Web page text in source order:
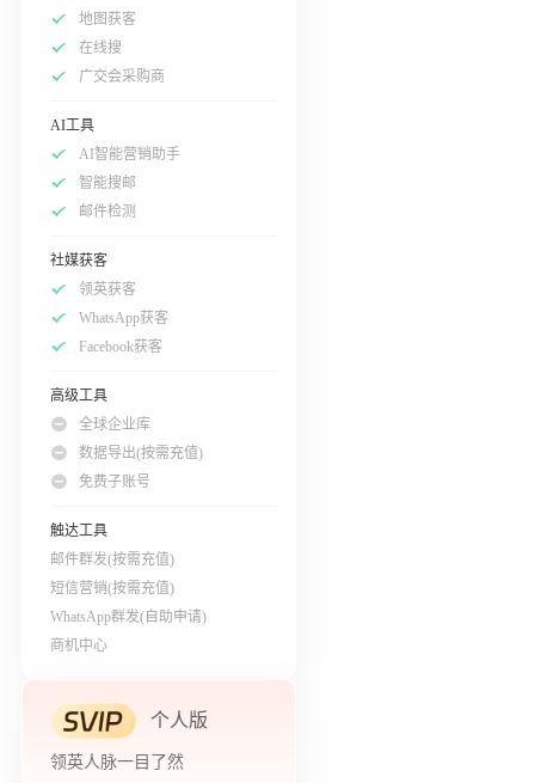
地图获客
在线搜
广交会采购商
AI工具
AI智能营销助手
智能搜邮
邮件检测
社媒获客
领英获客
WhatsApp获客
Facebook获客
高级工具
全球企业库
数据导出(按需充值)
免费子账号
触达工具
邮件群发(按需充值)
短信营销(按需充值)
WhatsApp群发(自助申请)
商机中心
个人版
领英人脉一目了然